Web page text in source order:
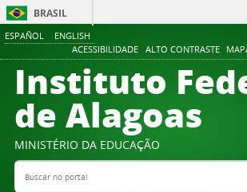
ESPAÑOL ENGLISH
ACESSIBILIDADE ALTO CONTRASTE
BRASIL
Instituto
de Alagoas
MINISTÉRIO DA EDUCAÇÃO
Buscar no portal